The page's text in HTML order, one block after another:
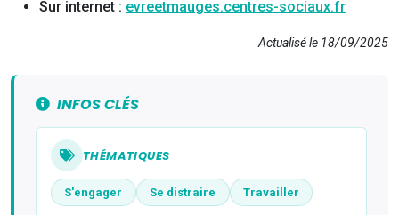
Sur internet : evreetmauges.centres-sociaux.fr
Actualisé le 18/09/2025
INFOS CLÉS
THÉMATIQUES
S'engager Se distraire Travailler